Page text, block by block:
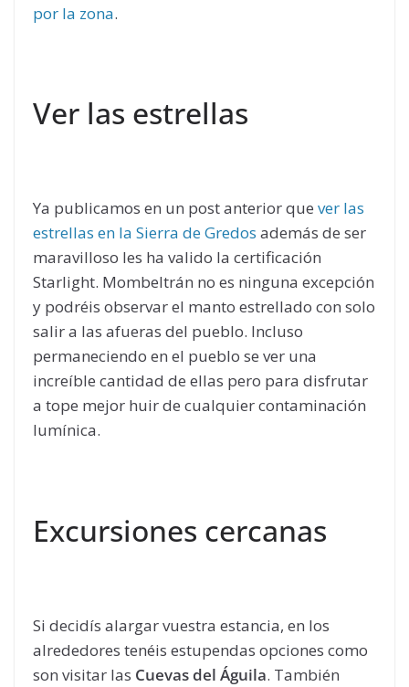
por la zona.
Ver las estrellas
Ya publicamos en un post anterior que ver las
estrellas en la Sierra de Gredos además de ser
maravilloso les ha valido la certificación
Starlight. Mombeltrán no es ninguna excepción
y podréis observar el manto estrellado con solo
salir a las afueras del pueblo. Incluso
permaneciendo en el pueblo se ver una
increíble cantidad de ellas pero para disfrutar
a tope mejor huir de cualquier contaminación
lumínica.
Excursiones cercanas
Si decidís alargar vuestra estancia, en los
alrededores tenéis estupendas opciones como
son visitar las Cuevas del Águila. También